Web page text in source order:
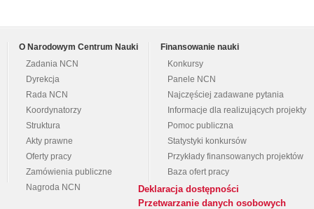
O Narodowym Centrum Nauki
Zadania NCN
Dyrekcja
Rada NCN
Koordynatorzy
Struktura
Akty prawne
Oferty pracy
Zamówienia publiczne
Nagroda NCN
Finansowanie nauki
Konkursy
Panele NCN
Najczęściej zadawane pytania
Informacje dla realizujących projekty
Pomoc publiczna
Statystyki konkursów
Przykłady finansowanych projektów
Baza ofert pracy
Deklaracja dostępności
Przetwarzanie danych osobowych